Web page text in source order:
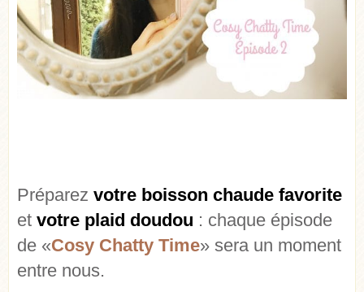
Préparez votre boisson chaude favorite
et votre plaid doudou : chaque épisode
de «Cosy Chatty Time» sera un moment
entre nous.